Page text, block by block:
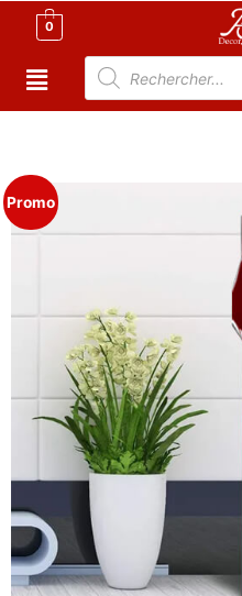
0
Promo